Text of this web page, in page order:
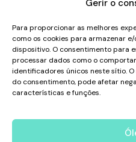
Gerir o
Para proporcionar as melhores
como os cookies para armazenar
dispositivo. O consentimento para
processar dados como o
identificadores únicos neste sítio.
do consentimento, pode afetar
características e funções.
©Curiara. Todos os
Económico Europeu
uma parceria de marca
uma instituição de
supervisionada pelo Banco
de registo
passaporte para operar em
os pagamentos no EEE
pela Belmoney em